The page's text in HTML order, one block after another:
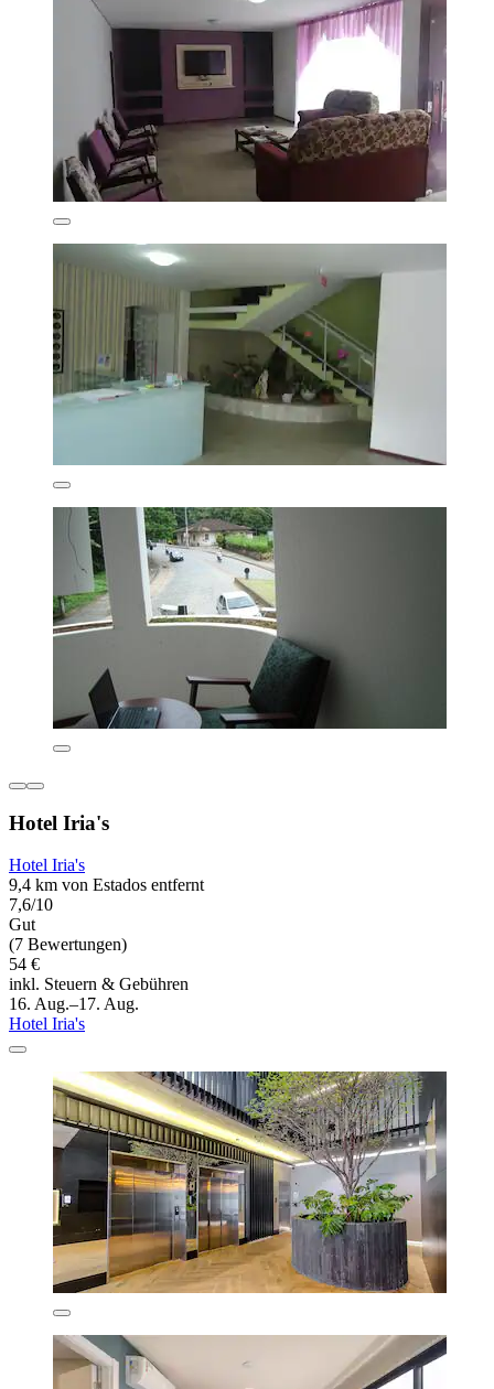
Hotel Iria's
Hotel Iria's
9,4 km von Estados entfernt
7,6/10
Gut
(7 Bewertungen)
54 €
inkl. Steuern & Gebühren
16. Aug.–17. Aug.
Hotel Iria's